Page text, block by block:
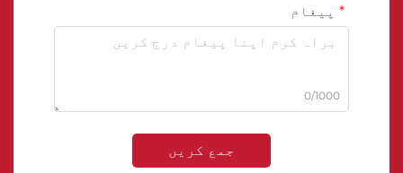
پیغام
0/1000
جمع کریں